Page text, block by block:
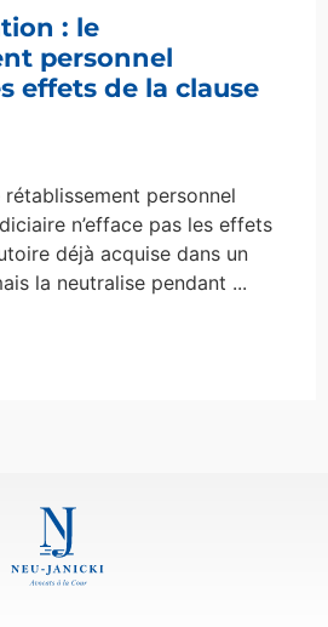
: le
personnel
effets de la clause
personnel
n’efface pas les effets
déjà acquise dans un
la neutralise pendant ...